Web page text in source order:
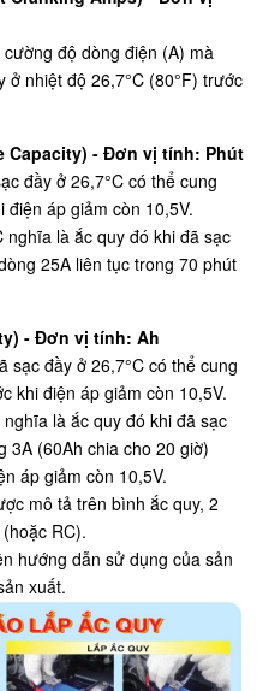
độ dòng điện (A) mà
nhiệt độ 26,7°C (80°F) trước
Capacity) - Đơn vị tính: Phút
đầy ở 26,7°C có thể cung
áp giảm còn 10,5V.
là ắc quy đó khi đã sạc
25A liên tục trong 70 phút
- Đơn vị tính: Ah
sạc đầy ở 26,7°C có thể cung
khi điện áp giảm còn 10,5V.
là ắc quy đó khi đã sạc
3A (60Ah chia cho 20 giờ)
áp giảm còn 10,5V.
mô tả trên bình ắc quy, 2
RC).
hướng dẫn sử dụng của sản
xuất.